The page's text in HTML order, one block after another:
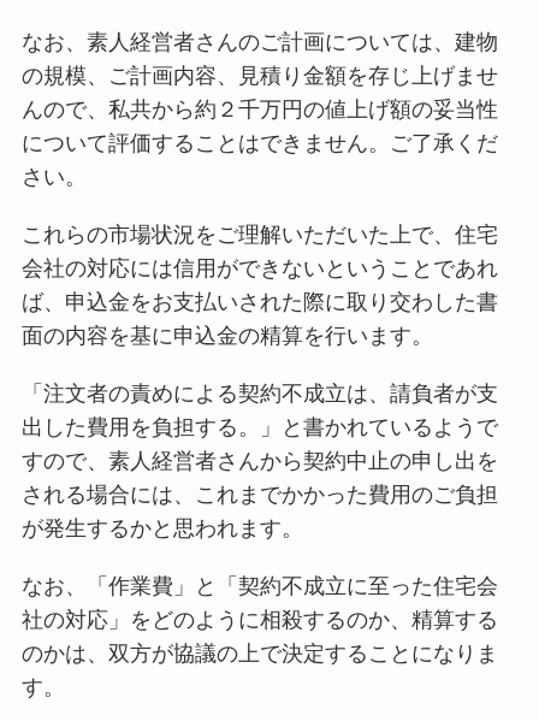
なお、素人経営者さんのご計画については、建物
の規模、ご計画内容、見積り金額を存じ上げませ
んので、私共から約２千万円の値上げ額の妥当性
について評価することはできません。ご了承くだ
さい。
これらの市場状況をご理解いただいた上で、住宅
会社の対応には信用ができないということであれ
ば、申込金をお支払いされた際に取り交わした書
面の内容を基に申込金の精算を行います。
「注文者の責めによる契約不成立は、請負者が支
出した費用を負担する。」と書かれているようで
すので、素人経営者さんから契約中止の申し出を
される場合には、これまでかかった費用のご負担
が発生するかと思われます。
なお、「作業費」と「契約不成立に至った住宅会
社の対応」をどのように相殺するのか、精算する
のかは、双方が協議の上で決定することになりま
す。